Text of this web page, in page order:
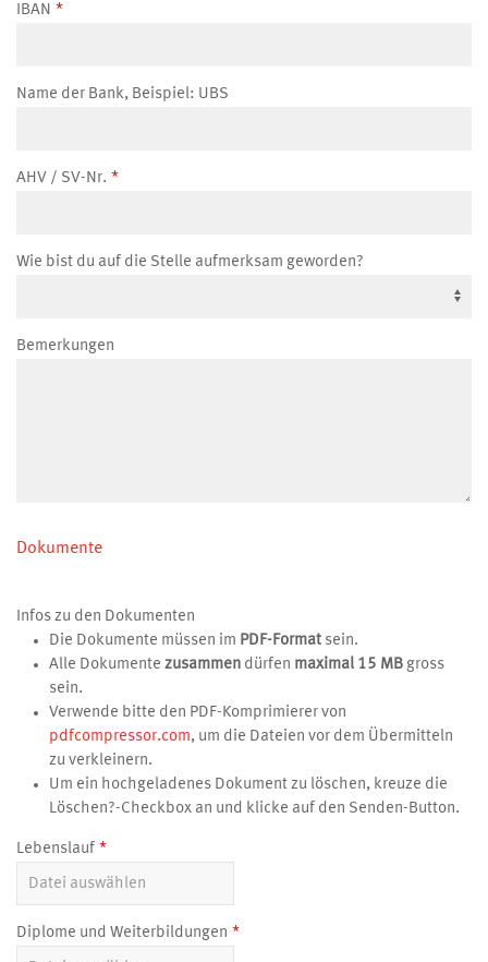
IBAN
Name der Bank, Beispiel: UBS
AHV / SV-Nr.
Wie bist du auf die Stelle aufmerksam geworden?
Bemerkungen
Dokumente
Infos zu den Dokumenten
Die Dokumente müssen im PDF-Format sein.
Alle Dokumente zusammen dürfen maximal 15 MB gross
sein.
Verwende bitte den PDF-Komprimierer von
pdfcompressor.com, um die Dateien vor dem Übermitteln
zu verkleinern.
Um ein hochgeladenes Dokument zu löschen, kreuze die
Löschen?-Checkbox an und klicke auf den Senden-Button.
Lebenslauf
Diplome und Weiterbildungen